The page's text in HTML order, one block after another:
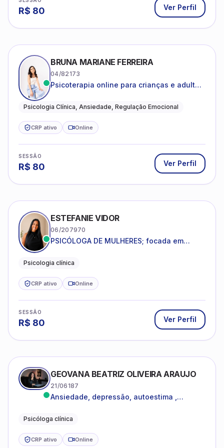
R$ 80 Ver Perfil
BRUNA MARIANE FERREIRA
04/82173
Psicoterapia online para crianças e adultos
reduzir a ansiedade e construir uma vida
Psicologia Clínica, Ansiedade, Regulação Emocional
CRP ativo Online
SESSÃO
R$ 80 Ver Perfil
ESTEFANIE VIDOR
06/207970
PSICÓLOGA DE MULHERES; focada em
dentro da sua realidade.
Psicologia clínica
CRP ativo Online
SESSÃO
R$ 80 Ver Perfil
GEOVANA BEATRIZ OLIVEIRA ARAUJO
21/06187
Ansiedade, depressão, autoestima ,
Psicóloga clínica
CRP ativo Online